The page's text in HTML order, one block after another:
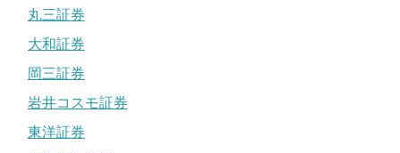
丸三証券
大和証券
岡三証券
岩井コスモ証券
東洋証券